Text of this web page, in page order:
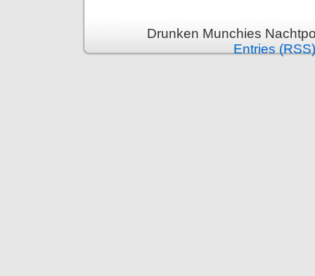
Drunken Munchies
Entries (RSS)